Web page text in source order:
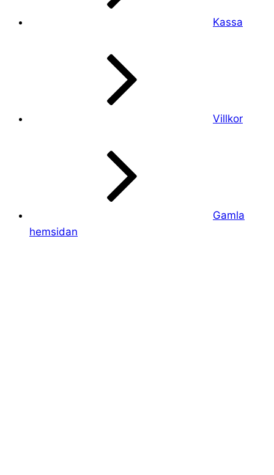
Kassa
Villkor
Gamla
hemsidan